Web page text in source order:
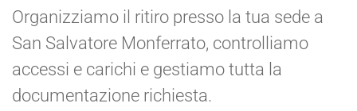
Organizziamo il ritiro presso la tua sede a
San Salvatore Monferrato, controlliamo
accessi e carichi e gestiamo tutta la
documentazione richiesta.